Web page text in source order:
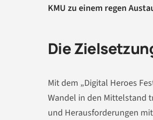
KMU zu einem regen
Die
Mit dem „Digital Heroes
Wandel in den Mittelstand
und Herausforderungen